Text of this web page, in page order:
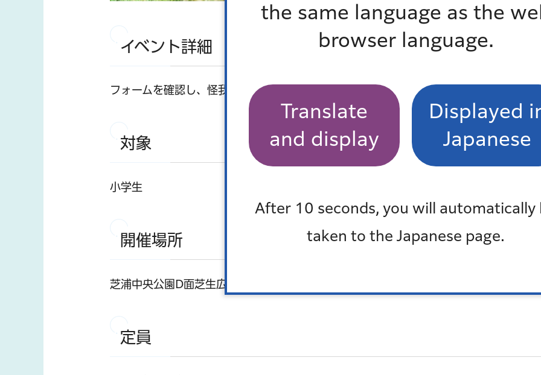
the same language as the
browser language.
Translate
and display
Displayed
Japanese
After 10 seconds, you will automatically
taken to the Japanese page.
イベント詳細
フォームを確認し、怪我のない走り方をマスターします。
対象
小学生
開催場所
芝浦中央公園D面芝生広場
定員